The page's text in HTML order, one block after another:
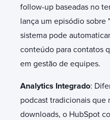
follow-up baseadas no
lança um episódio sobre
sistema pode
conteúdo para contatos
em gestão de equipes.
Analytics Integrado:
podcast tradicionais que
downloads, o HubSpot